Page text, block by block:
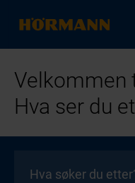
Velkommen
Hva ser du